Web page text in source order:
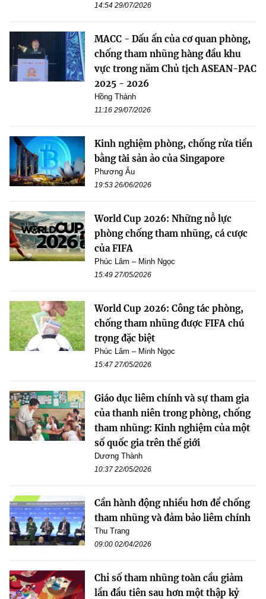
14:54 29/07/2026
MACC - Dấu ấn của cơ quan phòng,
chống tham nhũng hàng đầu khu
vực trong năm Chủ tịch ASEAN-PAC
2025 - 2026
Hồng Thành
11:16 29/07/2026
Kinh nghiệm phòng, chống rửa tiền
bằng tài sản ảo của Singapore
Phương Âu
19:53 26/06/2026
World Cup 2026: Những nỗ lực
phòng chống tham nhũng, cá cược
của FIFA
Phúc Lâm – Minh Ngọc
15:49 27/05/2026
World Cup 2026: Công tác phòng,
chống tham nhũng được FIFA chú
trọng đặc biệt
Phúc Lâm – Minh Ngọc
15:47 27/05/2026
Giáo dục liêm chính và sự tham gia
của thanh niên trong phòng, chống
tham nhũng: Kinh nghiệm của một
số quốc gia trên thế giới
Dương Thành
10:37 22/05/2026
Cần hành động nhiều hơn để chống
tham nhũng và đảm bảo liêm chính
Thu Trang
09:00 02/04/2026
Chỉ số tham nhũng toàn cầu giảm
lần đầu tiên sau hơn một thập kỷ